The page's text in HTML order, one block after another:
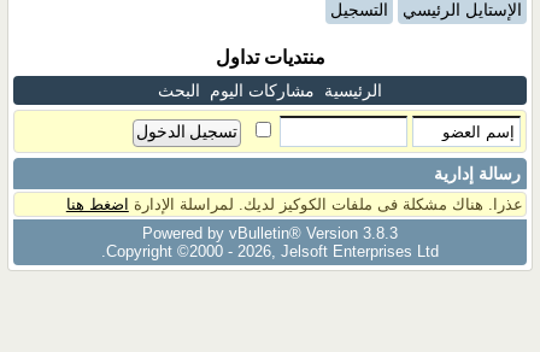
الإستايل الرئيسي التسجيل
منتديات تداول
الرئيسية مشاركات اليوم البحث
رسالة إدارية
عذرا. هناك مشكلة فى ملفات الكوكيز لديك. لمراسلة الإدارة اضغط هنا
Powered by vBulletin® Version 3.8.3
Copyright ©2000 - 2026, Jelsoft Enterprises Ltd.